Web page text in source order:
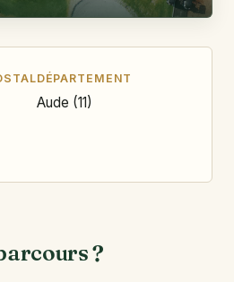
DÉPARTEMENT
Aude (11)
?